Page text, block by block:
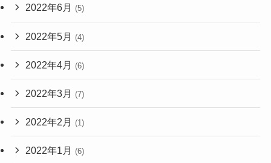
2022年6月 (5)
2022年5月 (4)
2022年4月 (6)
2022年3月 (7)
2022年2月 (1)
2022年1月 (6)